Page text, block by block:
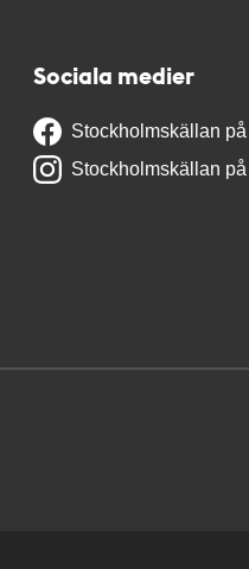
Sociala medier
Stockholmskällan
Stockholmskällan